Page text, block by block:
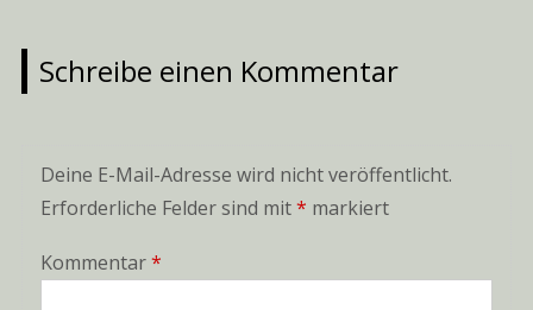
Schreibe einen Kommentar
Deine E-Mail-Adresse wird nicht veröffentlicht.
Erforderliche Felder sind mit* markiert
Kommentar*